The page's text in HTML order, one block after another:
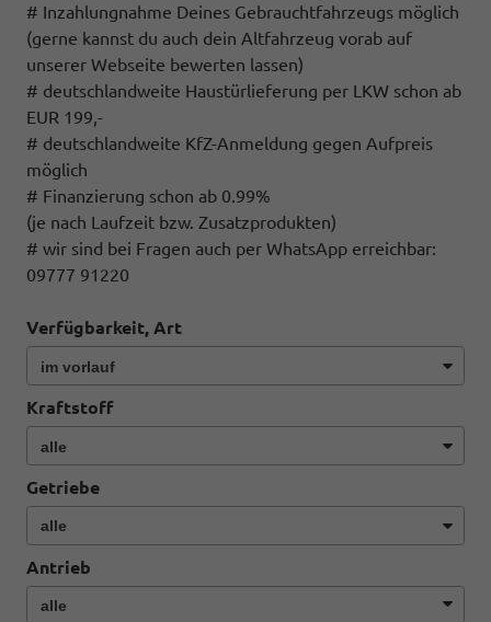
# Inzahlungnahme Deines Gebrauchtfahrzeugs möglich
(gerne kannst du auch dein Altfahrzeug vorab auf
unserer Webseite bewerten lassen)
# deutschlandweite Haustürlieferung per LKW schon ab
EUR 199,-
# deutschlandweite KfZ-Anmeldung gegen Aufpreis
möglich
# Finanzierung schon ab 0.99%
(je nach Laufzeit bzw. Zusatzprodukten)
# wir sind bei Fragen auch per WhatsApp erreichbar:
09777 91220
Verfügbarkeit, Art
Kraftstoff
Getriebe
Antrieb